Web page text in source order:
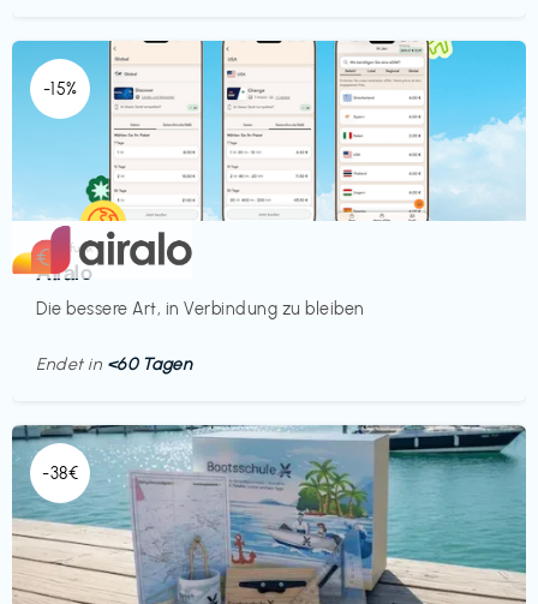
-15%
Mobilfunk
Airalo
Die bessere Art, in Verbindung zu bleiben
€‎
Endet in <60 Tagen
-38€